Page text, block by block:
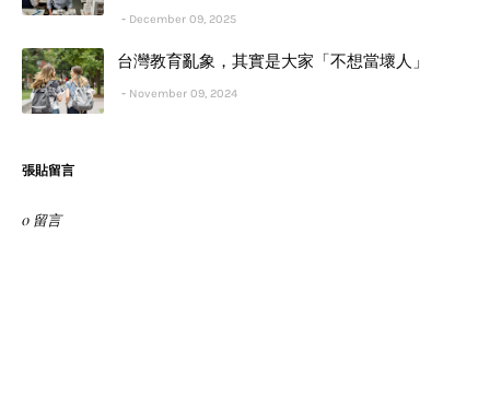
December 09, 2025
台灣教育亂象，其實是大家「不想當壞人」
November 09, 2024
張貼留言
0 留言